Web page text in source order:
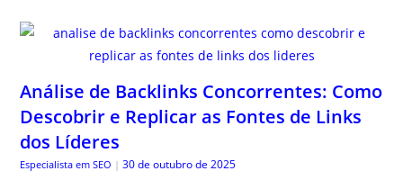
Análise de Backlinks Concorrentes: Como
Descobrir e Replicar as Fontes de Links
dos Líderes
Especialista em SEO | 30 de outubro de 2025